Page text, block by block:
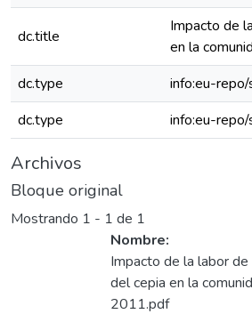
dc.title
Impacto de
en la
dc.type
info:eu-
dc.type
info:eu-
Archivos
Bloque original
Mostrando 1 - 1 de 1
Nombre:
Impacto de la labor
del cepia en la
2011.pdf